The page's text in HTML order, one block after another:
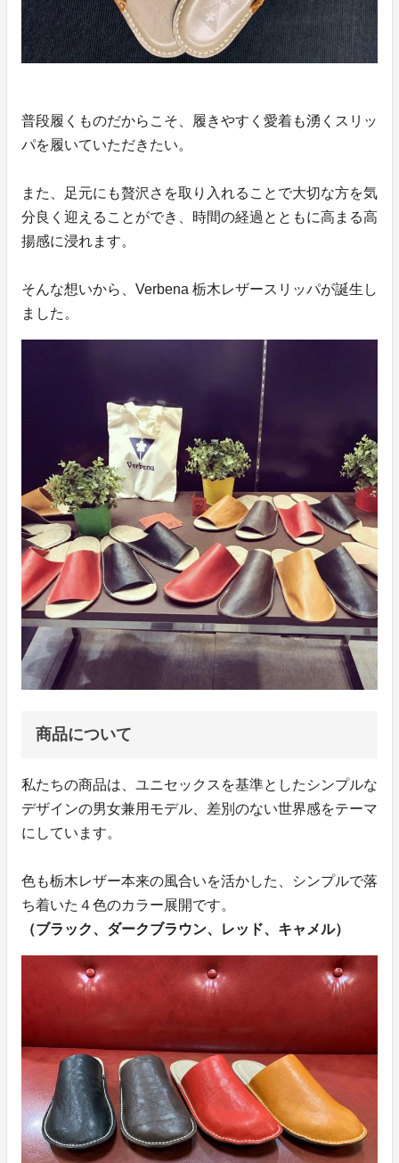
普段履くものだからこそ、履きやすく愛着も湧くスリッ
パを履いていただきたい。
また、足元にも贅沢さを取り入れることで大切な方を気
分良く迎えることができ、時間の経過とともに高まる高
揚感に浸れます。
そんな想いから、Verbena 栃木レザースリッパが誕生し
ました。
商品について
私たちの商品は、ユニセックスを基準としたシンプルな
デザインの男女兼用モデル、差別のない世界感をテーマ
にしています。
色も栃木レザー本来の風合いを活かした、シンプルで落
ち着いた４色のカラー展開です。
（ブラック、ダークブラウン、レッド、キャメル）